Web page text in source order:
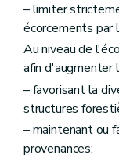
– limiter
écorcements par
Au niveau de
afin d'augmenter
– favorisant la
structures
– maintenant ou
provenances;